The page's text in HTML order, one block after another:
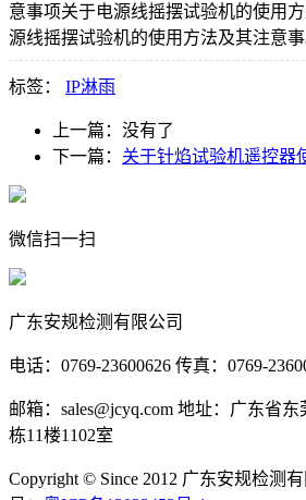
意事项关于电源线摇摆试验机的使用
源线摇摆试验机的使用方法及其注意事
标签： IP淋雨
上一篇： 没有了
下一篇： 关于针焰试验机遥控器
微信扫一扫
广东安规检测有限公司
电话：0769-23600626 传真：0769-
邮箱：sales@jcyq.com 地址：广东省
栋11楼1102室
Copyright © Since 2012 广东安规检测